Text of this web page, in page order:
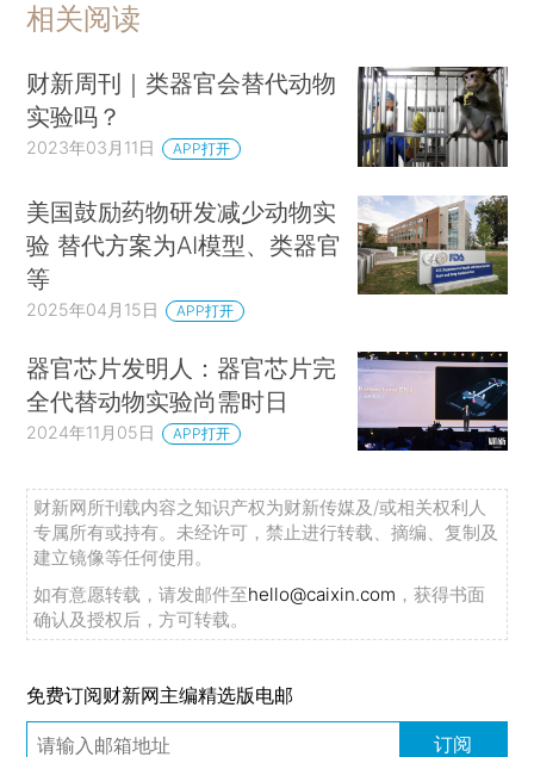
相关阅读
财新周刊｜类器官会替代动物
实验吗？
2023年03月11日 APP打开
美国鼓励药物研发减少动物实
验 替代方案为AI模型、类器官
等
2025年04月15日 APP打开
器官芯片发明人：器官芯片完
全代替动物实验尚需时日
2024年11月05日 APP打开
财新网所刊载内容之知识产权为财新传媒及/或相关权利人
专属所有或持有。未经许可，禁止进行转载、摘编、复制及
建立镜像等任何使用。
如有意愿转载，请发邮件至hello@caixin.com ，获得书面
确认及授权后，方可转载。
免费订阅财新网主编精选版电邮
订阅